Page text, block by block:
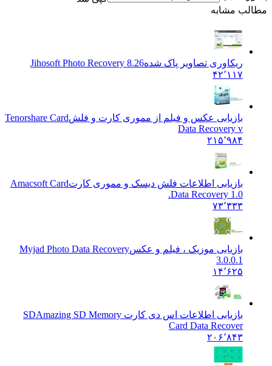
مشابه
ریکاوری تصاویر پاک شدهJihosoft Photo Recovery 8.26
۴۲٬۱۱۷
بازیابی عکس و فیلم از مموری کارت و فلش Tenorshare Card
Data Recovery v
۲۱۵٬۹۸۴
بازیابی اطلاعات فلش دیسک و مموری کارتAmacsoft Card
Data Recovery 1.0.
۷۳٬۳۳۳
بازیابی موزیک ، فیلم و عکسMyjad Photo Data Recovery
۱۴٬۶۲۵
بازیابی اطلاعات اس دی کارت SD Amazing SD Memory
Card Data Recover
۲۰۶٬۸۴۳